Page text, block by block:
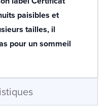
paisibles et
tailles, il
pour un sommeil